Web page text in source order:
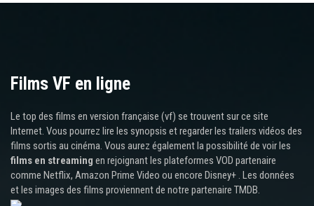
Films VF en ligne
Le top des films en version française (vf) se trouvent sur ce site
Internet. Vous pourrez lire les synopsis et regarder les trailers vidéos des
films sortis au cinéma. Vous aurez également la possibilité de voir les
films en streaming en rejoignant les plateformes VOD partenaire
comme Netflix, Amazon Prime Video ou encore Disney+ . Les données
et les images des films proviennent de notre partenaire TMDB.